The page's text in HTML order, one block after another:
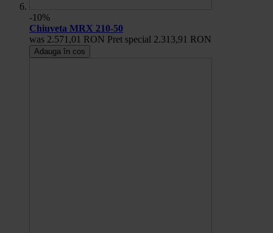
-10%
Chiuveta MRX 210-50
was 2.571,01 RON Pret special 2.313,91 RON
Adauga în cos